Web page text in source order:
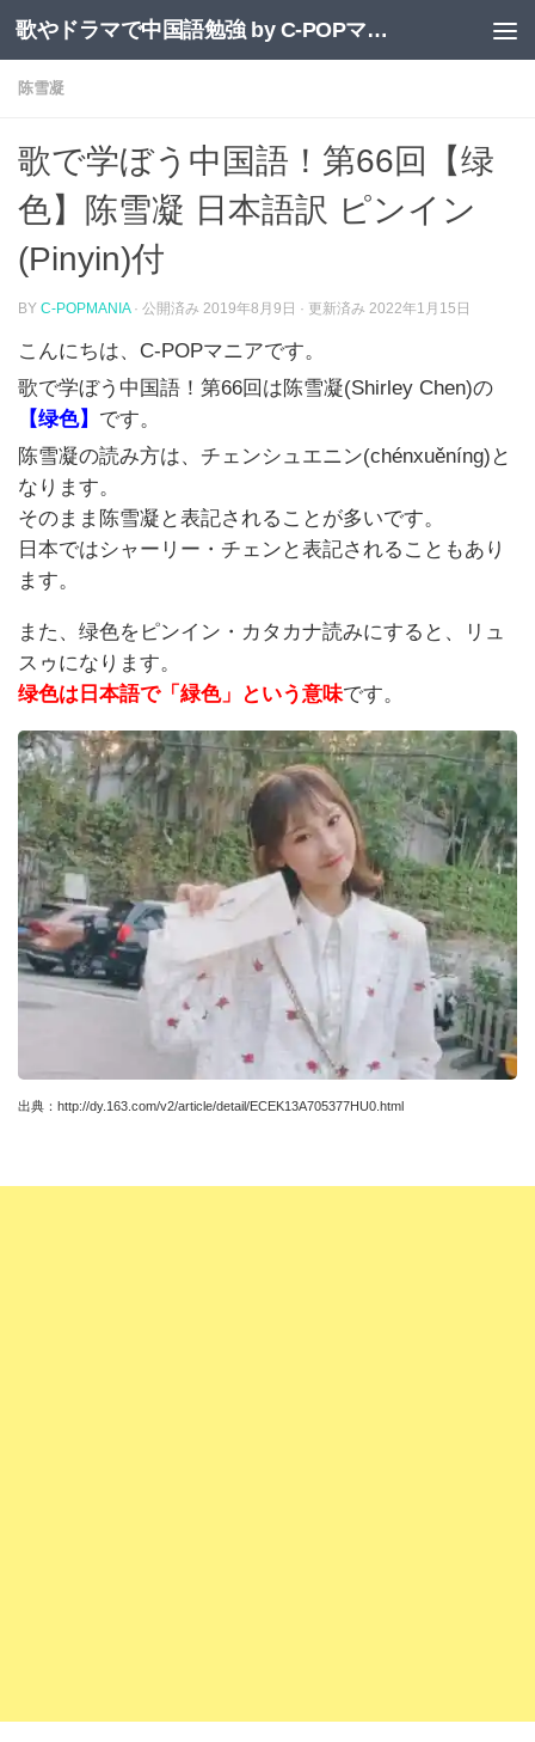
コンテンツへスキップ 歌やドラマで中国語勉強 by C-POPマニア
陈雪凝
歌で学ぼう中国語！第66回【绿
色】陈雪凝 日本語訳 ピンイン
(Pinyin)付
BY C-POPMANIA · 公開済み 2019年8月9日 · 更新済み 2022年1月15日
こんにちは、C-POPマニアです。
歌で学ぼう中国語！第66回 は陈雪凝(Shirley Chen)の
【绿色】 です。
陈雪凝の読み方は、チェンシュエニン(chénxuěníng)と
なります。
そのまま陈雪凝と表記されることが多いです。
日本ではシャーリー・チェンと表記されることもあり
ます。
また、绿色をピンイン・カタカナ読みにすると、
リュ
スゥ になります。
绿色は日本語で「緑色」という意味です。
出典： http://dy.163.com/v2/article/detail/ECEK13A705377HU0.html